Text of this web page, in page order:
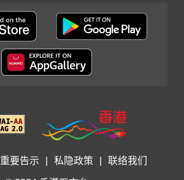
重要告示 私隐政策 联络我们